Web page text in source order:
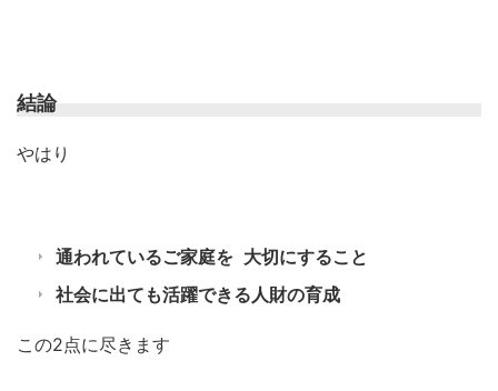
結論
やはり
通われているご家庭を 大切にすること
社会に出ても活躍できる人財の育成
この2点に尽きます